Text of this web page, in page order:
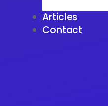
Articles
Contact